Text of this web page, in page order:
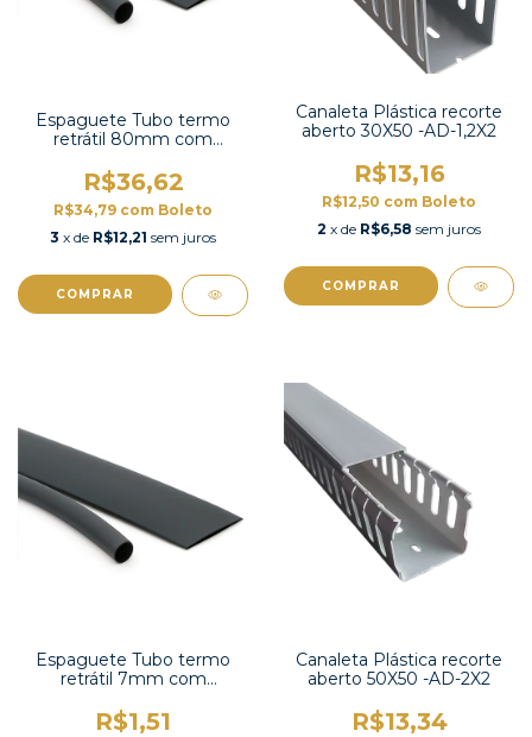
Espaguete Tubo termo
retrátil 80mm com
R$36,62
R$34,79 com Boleto
3 x de R$12,21 sem juros
COMPRAR
Canaleta Plástica recorte
aberto 30X50 -AD-1,2X2
R$13,16
R$12,50 com Boleto
2 x de R$6,58 sem juros
COMPRAR
Espaguete Tubo termo
retrátil 7mm com
UL
R$1,51
Canaleta Plástica recorte
aberto 50X50 -AD-2X2
R$13,34